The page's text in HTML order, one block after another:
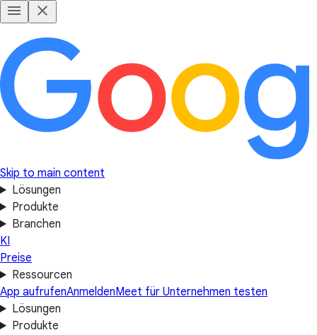
Skip to main content
Lösungen
Produkte
Branchen
KI
Preise
Ressourcen
App aufrufenAnmeldenMeet für Unternehmen testen
Lösungen
Produkte